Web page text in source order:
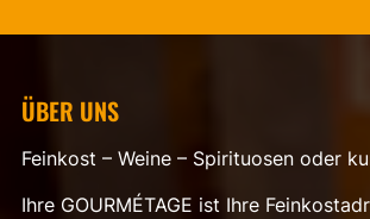
ÜBER UNS
Feinkost – Weine – Spirituosen oder
Ihre GOURMÉTAGE ist Ihre